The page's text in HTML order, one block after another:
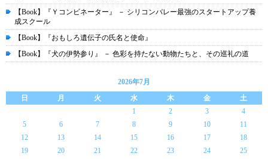
【Book】『Ｙコンビネーター』 － シリコンバレー最強のスタートアップ養
成スクール
【Book】『おもしろ遺伝子の氏名と使命』
【Book】『犬の伊勢参り』 － 色彩を持たない動物たちと、その巡礼の道
2026年7月
日
月 火 水 木 金
土
1
2 3
4
5
6 7 8 9 10
11
12
13 14 15 16 17
18
19
20 21 22 23 24
25